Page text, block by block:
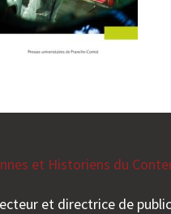
et Historiens du
et directrice de